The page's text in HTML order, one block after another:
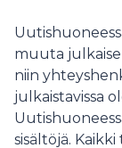
slutfört sina
med
uppskattar att
veckorna.
muuta
niin
julkaistavissa
sisältöjä.